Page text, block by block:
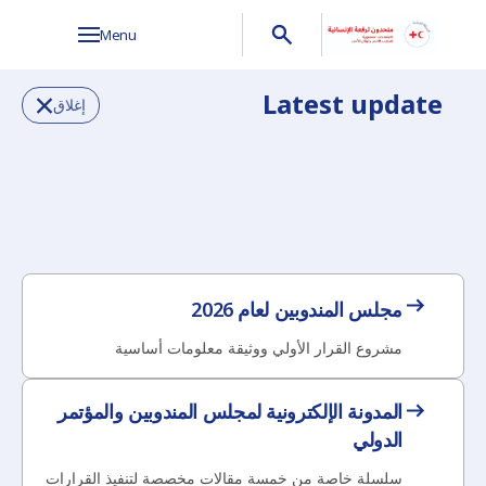
Menu
Latest update إغلاق
مجلس المندوبين لعام 2026
مشروع القرار الأولي ووثيقة معلومات أساسية
المدونة الإلكترونية لمجلس المندوبين والمؤتمر
الدولي
سلسلة خاصة من خمسة مقالات مخصصة لتنفيذ القرارات